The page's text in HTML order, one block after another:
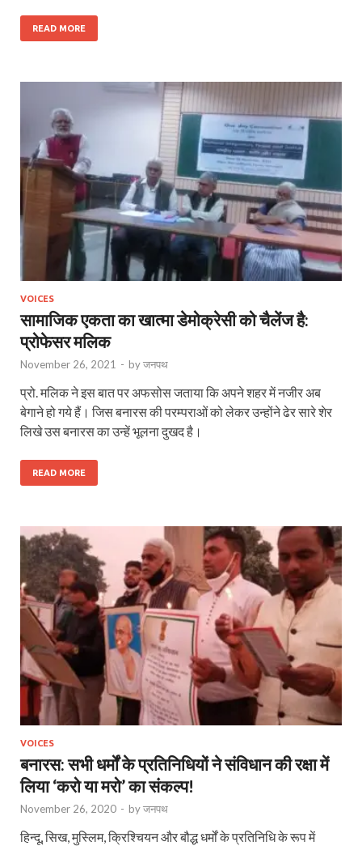
READ MORE
VOICES
सामाजिक एकता का खात्मा डेमोक्रेसी को चैलेंज है:
प्रोफेसर मलिक
November 26, 2021 - byजनपथ
प्रो. मलिक ने इस बात पर अफसोस जताया कि अपने शहर में नजीर अब
बेगाने हो गये हैं। जिस बनारस की परम्पराओं को लेकर उन्होंने ढेर सारे शेर
लिखे उस बनारस का उन्हें भूलना दुखद है।
READ MORE
VOICES
बनारस: सभी धर्मों के प्रतिनिधियों ने संविधान की रक्षा में
लिया ‘करो या मरो’ का संकल्प!
November 26, 2020 - byजनपथ
हिन्दू, सिख, मुस्लिम, क्रिश्चियन और बौद्ध धर्मों के प्रतिनिधि के रूप में